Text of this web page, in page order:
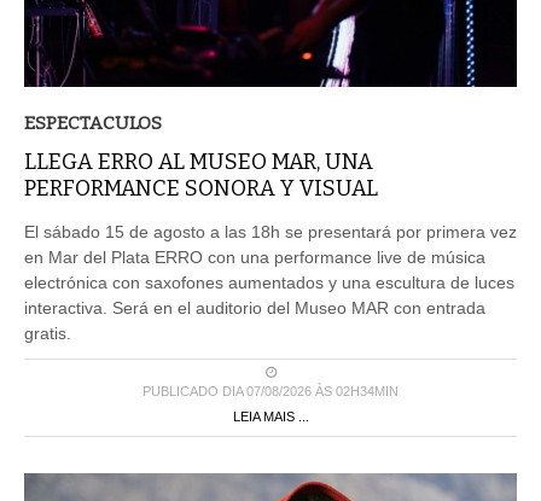
ESPECTACULOS
LLEGA ERRO AL MUSEO MAR, UNA
PERFORMANCE SONORA Y VISUAL
El sábado 15 de agosto a las 18h se presentará por primera vez
en Mar del Plata ERRO con una performance live de música
electrónica con saxofones aumentados y una escultura de luces
interactiva. Será en el auditorio del Museo MAR con entrada
gratis.
PUBLICADO DIA 07/08/2026 ÀS 02H34MIN
LEIA MAIS ...